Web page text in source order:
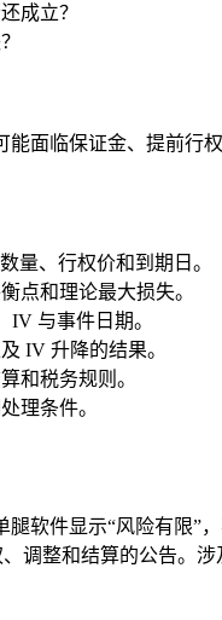
成立？
面临保证金、提前行
量、行权价和到期日。
点和理论最大损失。
IV 与事件日期。
IV 升降的结果。
和税务规则。
理条件。
软件显示“风险有限”
调整和结算的公告。